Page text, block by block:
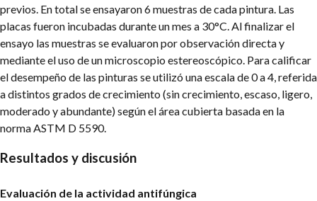
previos. En total se ensayaron 6 muestras de cada pintura. Las
placas fueron incubadas durante un mes a 30°C. Al finalizar el
ensayo las muestras se evaluaron por observación directa y
mediante el uso de un microscopio estereoscópico. Para calificar
el desempeño de las pinturas se utilizó una escala de 0 a 4, referida
a distintos grados de crecimiento (sin crecimiento, escaso, ligero,
moderado y abundante) según el área cubierta basada en la
norma ASTM D 5590.
Resultados y discusión
Evaluación de la actividad antifúngica